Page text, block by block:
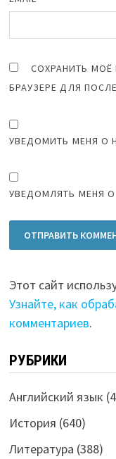
СОХРАНИТЬ МОЁ
БРАУЗЕРЕ ДЛЯ
УВЕДОМИТЬ МЕНЯ О
УВЕДОМЛЯТЬ МЕНЯ
Этот сайт
Узнайте, как
комментариев.
РУБРИКИ
Английский язык
История (640)
Литература (388)